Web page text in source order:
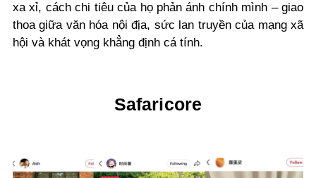
xa xỉ, cách chi tiêu của họ phản ánh chính mình – giao
thoa giữa văn hóa nội địa, sức lan truyền của mạng xã
hội và khát vọng khẳng định cá tính.
Safaricore